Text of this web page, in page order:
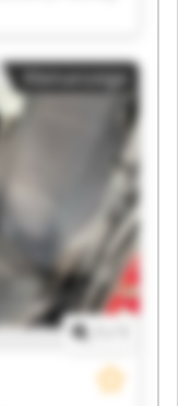
Consultancy
Padraig
Consultancy
Shine
Padraig
Consultancy
Shine
Padraig
Consultancy
Kleinanzeige